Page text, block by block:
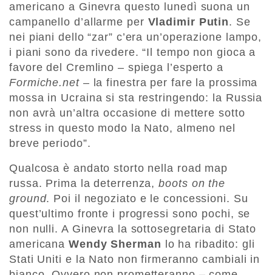
americano a Ginevra questo lunedì suona un
campanello d’allarme per Vladimir Putin. Se
nei piani dello “zar” c’era un’operazione lampo,
i piani sono da rivedere. “Il tempo non gioca a
favore del Cremlino – spiega l’esperto a
Formiche.net– la finestra per fare la prossima
mossa in Ucraina si sta restringendo: la Russia
non avrà un’altra occasione di mettere sotto
stress in questo modo la Nato, almeno nel
breve periodo”.
Qualcosa è andato storto nella road map
russa. Prima la deterrenza,boots on the
ground. Poi il negoziato e le concessioni. Su
quest’ultimo fronte i progressi sono pochi, se
non nulli. A Ginevra la sottosegretaria di Stato
americanaWendy Sherman lo ha ribadito: gli
Stati Uniti e la Nato non firmeranno cambiali in